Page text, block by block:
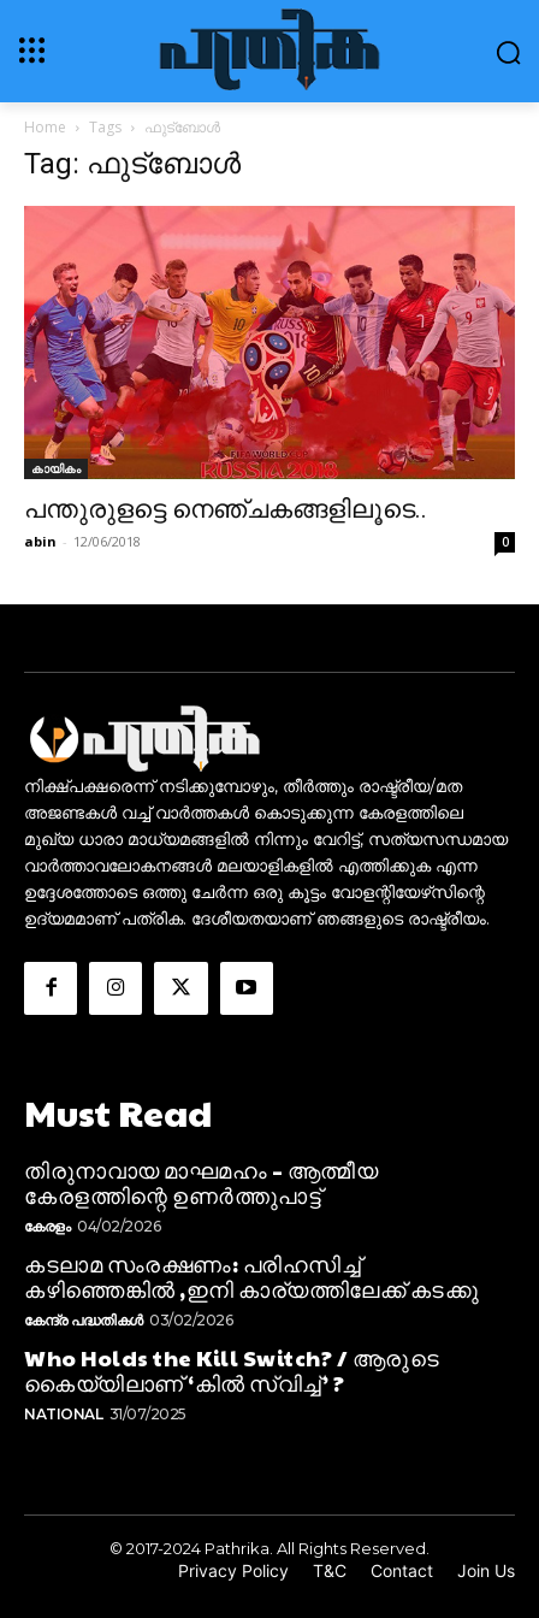
Home Tags ഫുട്ബോൾ
Tag: ഫുട്ബോൾ
കായികം
പന്തുരുളട്ടെ നെഞ്ചകങ്ങളിലൂടെ..
abin - 12/06/2018 0
നിക്ഷ്പക്ഷരെന്ന് നടിക്കുമ്പോഴും, തീർത്തും രാഷ്ട്രീയ/മത
അജണ്ടകൾ വച്ച് വാർത്തകൾ കൊടുക്കുന്ന കേരളത്തിലെ
മുഖ്യ ധാരാ മാധ്യമങ്ങളിൽ നിന്നും വേറിട്ട്, സത്യസന്ധമായ
വാർത്താവലോകനങ്ങൾ മലയാളികളിൽ എത്തിക്കുക എന്ന
ഉദ്ദേശത്തോടെ ഒത്തു ചേർന്ന ഒരു കൂട്ടം വോളന്റിയേഴ്‌സിന്റെ
ഉദ്യമമാണ് പത്രിക. ദേശീയതയാണ് ഞങ്ങളുടെ രാഷ്ട്രീയം.
Must Read
തിരുനാവായ മാഘമഹം – ആത്മീയ
കേരളത്തിന്റെ ഉണർത്തുപാട്ട്
കേരളം 04/02/2026
കടലാമ സംരക്ഷണം: പരിഹസിച്ച്
കഴിഞ്ഞെങ്കിൽ ,ഇനി കാര്യത്തിലേക്ക് കടക്കു
കേന്ദ്ര പദ്ധതികൾ 03/02/2026
Who Holds the Kill Switch? / ആരുടെ
കൈയ്യിലാണ് ‘കിൽ സ്വിച്ച്’ ?
NATIONAL 31/07/2025
© 2017-2024 Pathrika. All Rights Reserved.
Privacy Policy T&C Contact Join Us